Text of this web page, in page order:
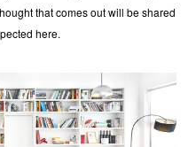
that comes out will be shared
here.